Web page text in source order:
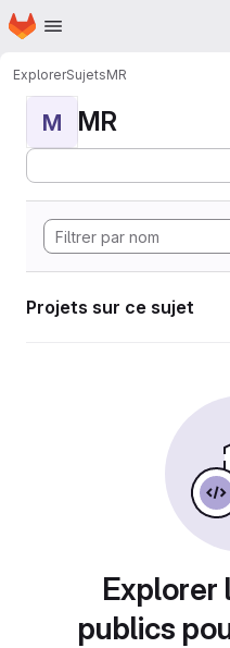
Passer au contenu principal
Page d'accueil
ExplorerSujetsMR
M MR
Projets sur ce sujet
Explorer
publics